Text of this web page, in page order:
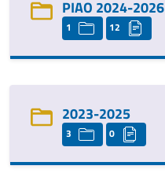
PIAO 2024-2026
1 12
2023-2025
3 0